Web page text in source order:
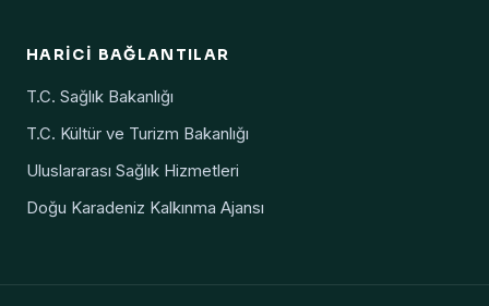
HARICI BAĞLANTILAR
T.C. Sağlık Bakanlığı
T.C. Kültür ve Turizm Bakanlığı
Uluslararası Sağlık Hizmetleri
Doğu Karadeniz Kalkınma Ajansı